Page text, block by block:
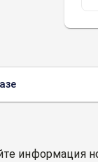
информация